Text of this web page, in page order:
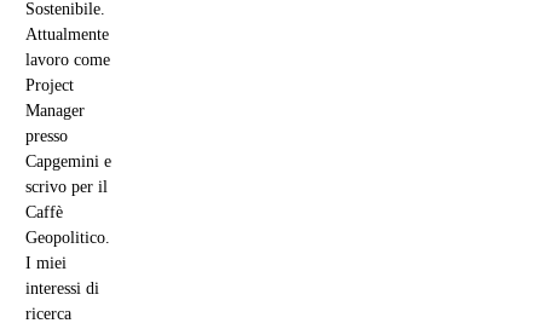
Sostenibile.
Attualmente
lavoro come
Project
Manager
presso
Capgemini e
scrivo per il
Caffè
Geopolitico.
I miei
interessi di
ricerca